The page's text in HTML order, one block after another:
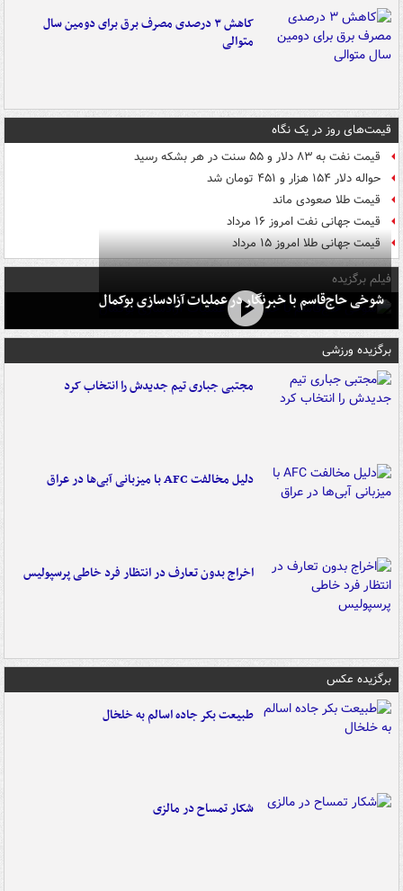
کاهش ۳ درصدی مصرف برق برای دومین سال
متوالی
قیمت‌های روز در یک نگاه
قیمت نفت به ۸۳ دلار و ۵۵ سنت در هر بشکه رسید
حواله دلار ۱۵۴ هزار و ۴۵۱ تومان شد
قیمت طلا صعودی ماند
قیمت جهانی نفت امروز ۱۶ مرداد
قیمت جهانی طلا امروز ۱۵ مرداد
فیلم برگزیده
شوخی حاج‌قاسم با خبرنگار در عملیات آزادسازی بوکمال
برگزیده ورزشی
مجتبی جباری تیم جدیدش را انتخاب کرد
دلیل مخالفت AFC با میزبانی آبی‌ها در عراق
اخراج بدون تعارف در انتظار فرد خاطی پرسپولیس
برگزیده عکس
طبیعت بکر جاده اسالم به خلخال
شکار تمساح در مالزی